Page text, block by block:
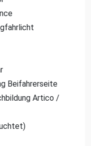
Beifahrerseite
Artico /